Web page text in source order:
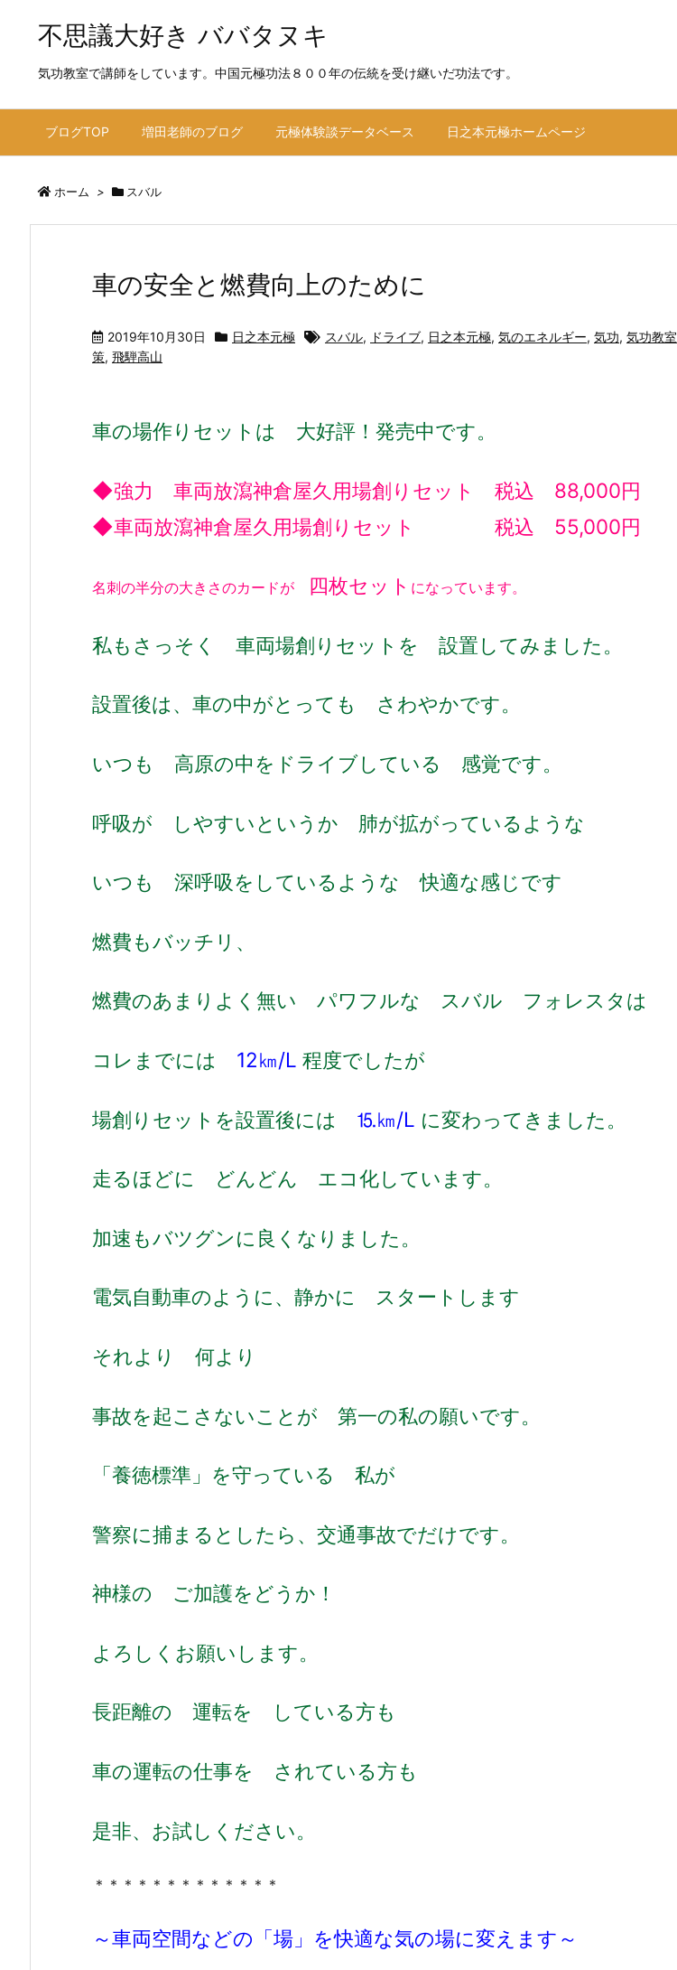
不思議大好き ババタヌキ
気功教室で講師をしています。中国元極功法８００年の伝統を受け継いだ功法です。
ブログTOP 増田老師のブログ 元極体験談データベース 日之本元極ホームページ
ホーム > スバル
車の安全と燃費向上のために
2019年10月30日 日之本元極 スバル, ドライブ, 日之本元極, 気のエネルギー, 気功, 気功教室
策, 飛騨高山
車の場作りセットは 大好評！発売中です。
◆強力 車両放瀉神倉屋久用場創りセット 税込 88,000円
◆車両放瀉神倉屋久用場創りセット 税込 55,000円
名刺の半分の大きさのカードが 四枚セット になっています。
私もさっそく 車両場創りセットを 設置してみました。
設置後は、車の中がとっても さわやかです。
いつも 高原の中をドライブしている 感覚です。
呼吸が しやすいというか 肺が拡がっているような
いつも 深呼吸をしているような 快適な感じです
燃費もバッチリ、
燃費のあまりよく無い パワフルな スバル フォレスタは
コレまでには 12㎞/L 程度でしたが
場創りセットを設置後には ⒖㎞/L に変わってきました。
走るほどに どんどん エコ化しています。
加速もバツグンに良くなりました。
電気自動車のように、静かに スタートします
それより 何より
事故を起こさないことが 第一の私の願いです。
「養徳標準」を守っている 私が
警察に捕まるとしたら、交通事故でだけです。
神様の ご加護をどうか！
よろしくお願いします。
長距離の 運転を している方も
車の運転の仕事を されている方も
是非、お試しください。
＊＊＊＊＊＊＊＊＊＊＊＊＊
～車両空間などの「場」を快適な気の場に変えます～